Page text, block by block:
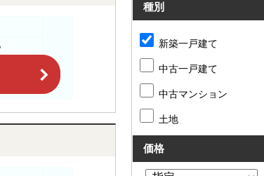
種別
新築一戸建て
中古一戸建て
中古マンション
土地
価格